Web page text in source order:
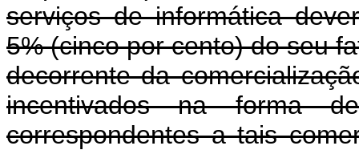
serviços de informática
5% (cinco por cento) do seu
decorrente da
incentivados na forma
correspondentes a tais